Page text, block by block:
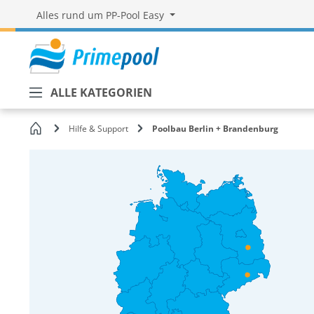
Alles rund um PP-Pool Easy
ALLE KATEGORIEN
Startseite Hilfe & Support Poolbau Berlin + Brandenburg